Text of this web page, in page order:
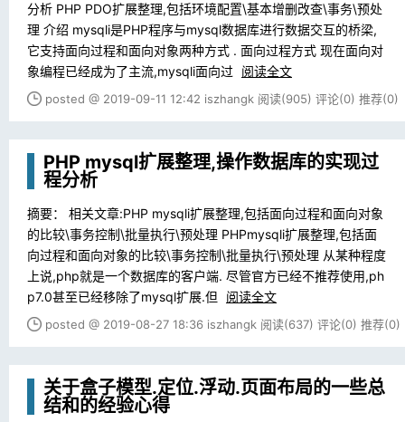
分析 PHP PDO扩展整理,包括环境配置\基本增删改查\事务\预处
理 介绍 mysqli是PHP程序与mysql数据库进行数据交互的桥梁,
它支持面向过程和面向对象两种方式 . 面向过程方式 现在面向对
象编程已经成为了主流,mysqli面向过
阅读全文
posted @ 2019-09-11 12:42 iszhangk 阅读(905) 评论(0) 推荐(0)
PHP mysql扩展整理,操作数据库的实现过
程分析
摘要： 相关文章:PHP mysqli扩展整理,包括面向过程和面向对象
的比较\事务控制\批量执行\预处理 PHPmysqli扩展整理,包括面
向过程和面向对象的比较\事务控制\批量执行\预处理 从某种程度
上说,php就是一个数据库的客户端. 尽管官方已经不推荐使用,ph
p7.0甚至已经移除了mysql扩展.但
阅读全文
posted @ 2019-08-27 18:36 iszhangk 阅读(637) 评论(0) 推荐(0)
关于盒子模型.定位.浮动.页面布局的一些总
结和的经验心得